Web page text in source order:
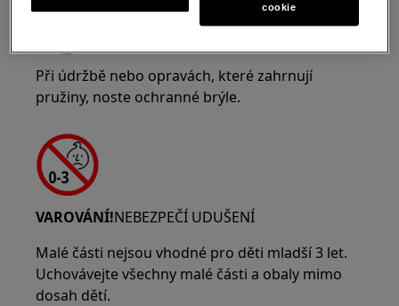
Při údržbě nebo opravách, které zahrnují
pružiny, noste ochranné brýle.
VAROVÁNÍ!NEBEZPEČÍ UDUŠENÍ
Malé části nejsou vhodné pro děti mladší 3 let.
Uchovávejte všechny malé části a obaly mimo
dosah dětí.
cookie